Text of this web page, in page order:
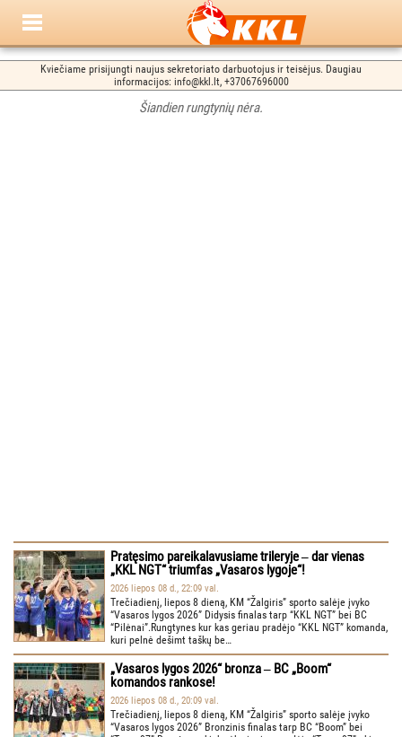
Kviečiame prisijungti naujus sekretoriato darbuotojus ir teisėjus. Daugiau
informacijos: info@kkl.lt, +37067696000
Šiandien rungtynių nėra.
Pratęsimo pareikalavusiame trileryje ‒ dar vienas
„KKL NGT“ triumfas „Vasaros lygoje“!
2026 liepos 08 d., 22:09 val.
Trečiadienį, liepos 8 dieną, KM “Žalgiris” sporto salėje įvyko
“Vasaros lygos 2026” Didysis finalas tarp “KKL NGT” bei BC
“Pilėnai”.Rungtynes kur kas geriau pradėjo “KKL NGT” komanda,
kuri pelnė dešimt taškų be…
„Vasaros lygos 2026“ bronza ‒ BC „Boom“
komandos rankose!
2026 liepos 08 d., 20:09 val.
Trečiadienį, liepos 8 dieną, KM “Žalgiris” sporto salėje įvyko
“Vasaros lygos 2026” Bronzinis finalas tarp BC “Boom” bei